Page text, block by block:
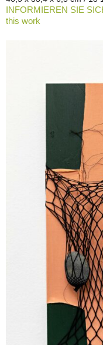
INFORMIEREN SIE
this work